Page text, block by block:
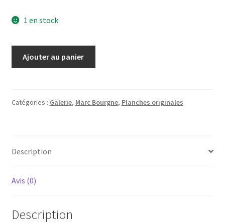
1 en stock
42
Ajouter au panier
Catégories : Galerie, Marc Bourgne, Planches originales
Description
Avis (0)
Description